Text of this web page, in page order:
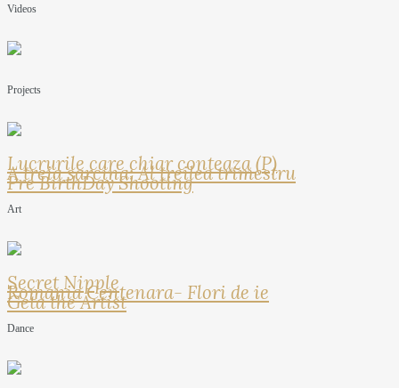
Videos
Projects
Lucrurile care chiar conteaza (P)
A treia sarcina: Al treilea trimestru
Pre BirthDay Shooting
Art
Secret Nipple
Romania Centenara- Flori de ie
Geta the Artist
Dance